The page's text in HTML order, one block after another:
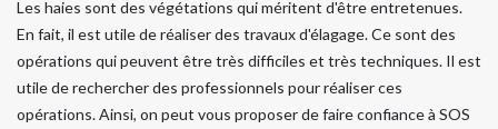
Les haies sont des végétations qui méritent d'être entretenues.
En fait, il est utile de réaliser des travaux d'élagage. Ce sont des
opérations qui peuvent être très difficiles et très techniques. Il est
utile de rechercher des professionnels pour réaliser ces
opérations. Ainsi, on peut vous proposer de faire confiance à SOS